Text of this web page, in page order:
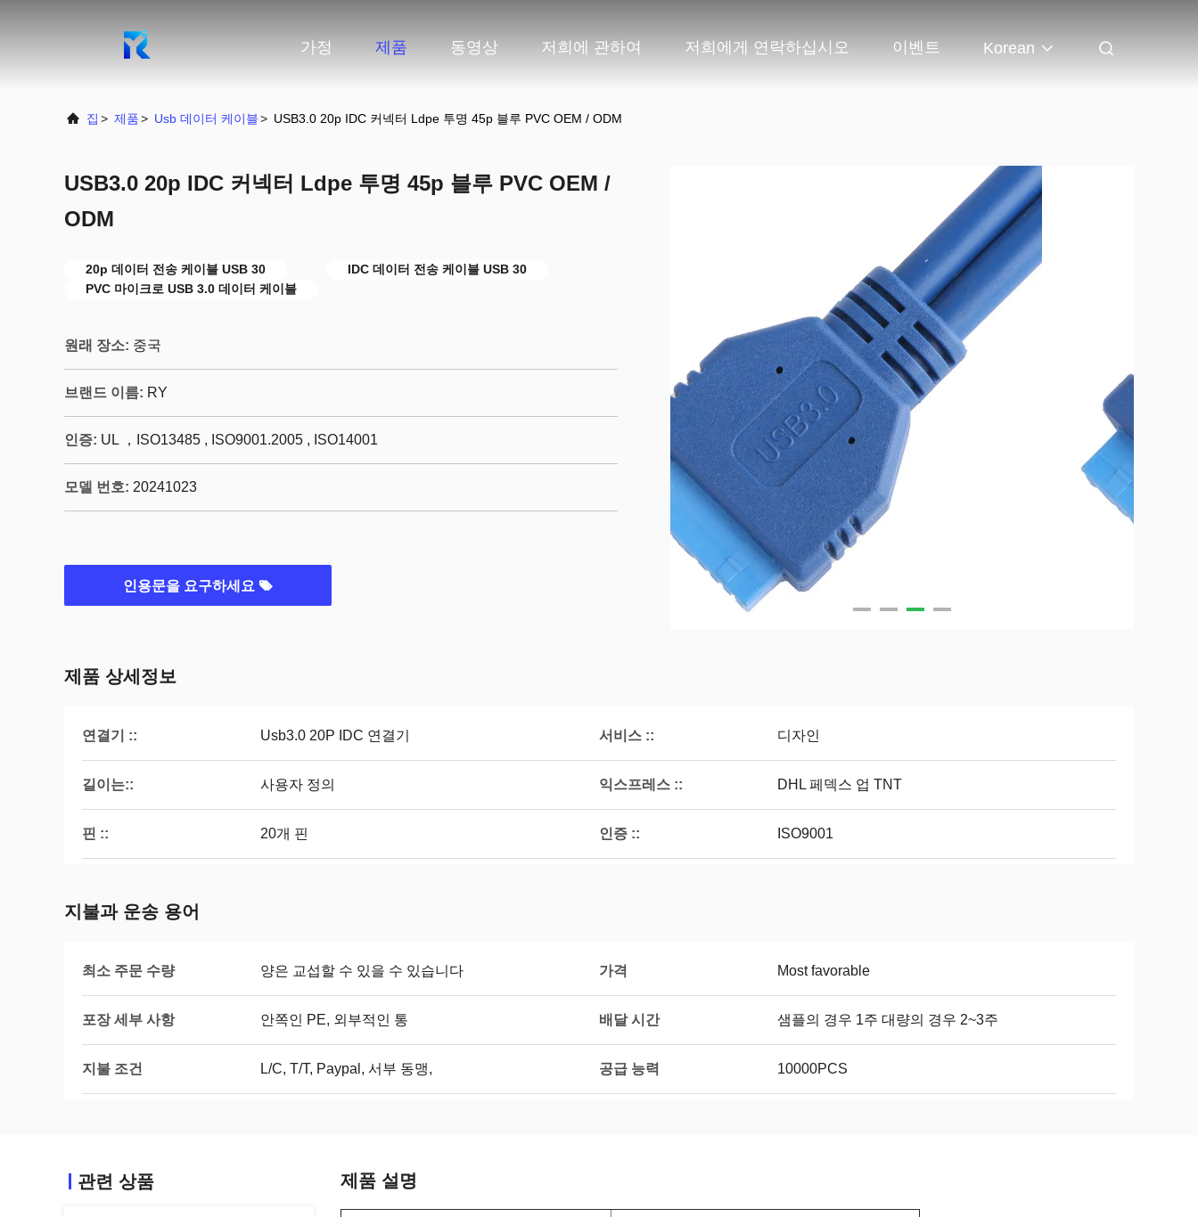
가정 제품 동영상 저희에 관하여 저희에게 연락하십시오 이벤트 Korean
집 > 제품> Usb 데이터 케이블> USB3.0 20p IDC 커넥터 Ldpe 투명 45p 블루 PVC OEM / ODM
USB3.0 20p IDC 커넥터 Ldpe 투명 45p 블루 PVC OEM /
ODM
20p 데이터 전송 케이블 USB 30
IDC 데이터 전송 케이블 USB 30
PVC 마이크로 USB 3.0 데이터 케이블
원래 장소: 중국
브랜드 이름: RY
인증: UL ，ISO13485 , ISO9001.2005 , ISO14001
모델 번호: 20241023
인용문을 요구하세요
제품 상세정보
연결기 :: Usb3.0 20P IDC 연결기 서비스 :: 디자인
길이는:: 사용자 정의 익스프레스 :: DHL 페덱스 업 TNT
핀 :: 20개 핀 인증 :: ISO9001
지불과 운송 용어
최소 주문 수량 양은 교섭할 수 있을 수 있습니다 가격 Most favorable
포장 세부 사항 안쪽인 PE, 외부적인 통 배달 시간 샘플의 경우 1주 대량의 경우 2~3주
지불 조건 L/C, T/T, Paypal, 서부 동맹, 공급 능력 10000PCS
관련 상품 제품 설명